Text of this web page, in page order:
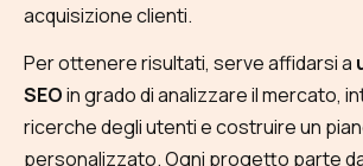
acquisizione clienti.
Per ottenere risultati, serve affidarsi a
SEOin grado di analizzare il mercato,
ricerche degli utenti e costruire un
personalizzato. Ogni progetto parte